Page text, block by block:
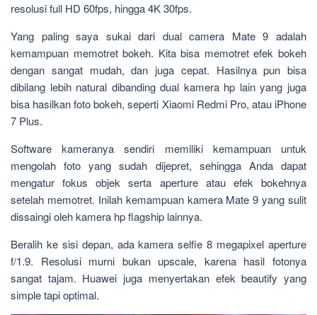
resolusi full HD 60fps, hingga 4K 30fps.
Yang paling saya sukai dari dual camera Mate 9 adalah
kemampuan memotret bokeh. Kita bisa memotret efek bokeh
dengan sangat mudah, dan juga cepat. Hasilnya pun bisa
dibilang lebih natural dibanding dual kamera hp lain yang juga
bisa hasilkan foto bokeh, seperti Xiaomi Redmi Pro, atau iPhone
7 Plus.
Software kameranya sendiri memiliki kemampuan untuk
mengolah foto yang sudah dijepret, sehingga Anda dapat
mengatur fokus objek serta aperture atau efek bokehnya
setelah memotret. Inilah kemampuan kamera Mate 9 yang sulit
dissaingi oleh kamera hp flagship lainnya.
Beralih ke sisi depan, ada kamera selfie 8 megapixel aperture
f/1.9. Resolusi murni bukan upscale, karena hasil fotonya
sangat tajam. Huawei juga menyertakan efek beautify yang
simple tapi optimal.